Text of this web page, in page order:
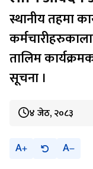
स्थानीय तहमा
तालिम
सूचना ।
४ जेठ, २०८३
A A